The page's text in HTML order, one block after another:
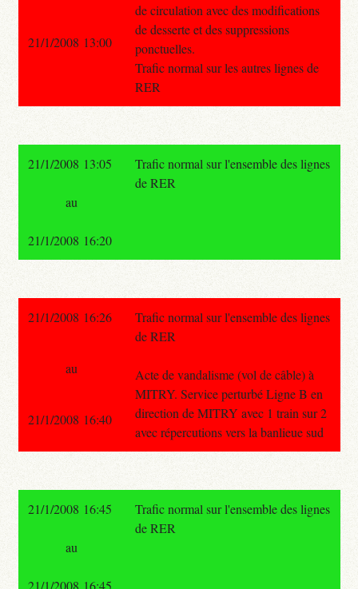
de circulation avec des modifications
de desserte et des suppressions
ponctuelles.
Trafic normal sur les autres lignes de
RER
21/1/2008 13:00
21/1/2008 13:05
Trafic normal sur l'ensemble des lignes
de RER
au
21/1/2008 16:20
21/1/2008 16:26
Trafic normal sur l'ensemble des lignes
de RER
Acte de vandalisme (vol de câble) à
MITRY. Service perturbé Ligne B en
direction de MITRY avec 1 train sur 2
avec répercutions vers la banlieue sud
au
21/1/2008 16:40
21/1/2008 16:45
Trafic normal sur l'ensemble des lignes
de RER
au
21/1/2008 16:45